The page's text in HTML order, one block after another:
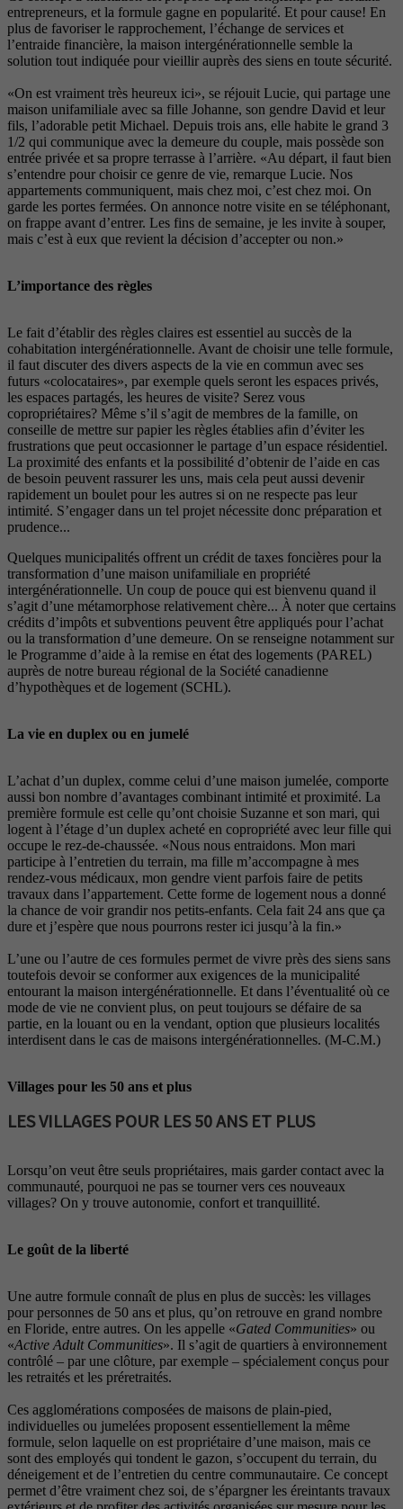
entrepreneurs, et la formule gagne en popularité. Et pour cause! En
plus de favoriser le rapprochement, l’échange de services et
l’entraide financière, la maison intergénérationnelle semble la
solution tout indiquée pour vieillir auprès des siens en toute sécurité.
«On est vraiment très heureux ici», se réjouit Lucie, qui partage une
maison unifamiliale avec sa fille Johanne, son gendre David et leur
fils, l’adorable petit Michael. Depuis trois ans, elle habite le grand 3
1/2 qui communique avec la demeure du couple, mais possède son
entrée privée et sa propre terrasse à l’arrière. «Au départ, il faut bien
s’entendre pour choisir ce genre de vie, remarque Lucie. Nos
appartements communiquent, mais chez moi, c’est chez moi. On
garde les portes fermées. On annonce notre visite en se téléphonant,
on frappe avant d’entrer. Les fins de semaine, je les invite à souper,
mais c’est à eux que revient la décision d’accepter ou non.»
L’importance des règles
Le fait d’établir des règles claires est essentiel au succès de la
cohabitation intergénérationnelle. Avant de choisir une telle formule,
il faut discuter des divers aspects de la vie en commun avec ses
futurs «colocataires», par exemple quels seront les espaces privés,
les espaces partagés, les heures de visite? Serez vous
copropriétaires? Même s’il s’agit de membres de la famille, on
conseille de mettre sur papier les règles établies afin d’éviter les
frustrations que peut occasionner le partage d’un espace résidentiel.
La proximité des enfants et la possibilité d’obtenir de l’aide en cas
de besoin peuvent rassurer les uns, mais cela peut aussi devenir
rapidement un boulet pour les autres si on ne respecte pas leur
intimité. S’engager dans un tel projet nécessite donc préparation et
prudence...
Quelques municipalités offrent un crédit de taxes foncières pour la
transformation d’une maison unifamiliale en propriété
intergénérationnelle. Un coup de pouce qui est bienvenu quand il
s’agit d’une métamorphose relativement chère... À noter que certains
crédits d’impôts et subventions peuvent être appliqués pour l’achat
ou la transformation d’une demeure. On se renseigne notamment sur
le Programme d’aide à la remise en état des logements (PAREL)
auprès de notre bureau régional de la Société canadienne
d’hypothèques et de logement (SCHL).
La vie en duplex ou en jumelé
L’achat d’un duplex, comme celui d’une maison jumelée, comporte
aussi bon nombre d’avantages combinant intimité et proximité. La
première formule est celle qu’ont choisie Suzanne et son mari, qui
logent à l’étage d’un duplex acheté en copropriété avec leur fille qui
occupe le rez-de-chaussée. «Nous nous entraidons. Mon mari
participe à l’entretien du terrain, ma fille m’accompagne à mes
rendez-vous médicaux, mon gendre vient parfois faire de petits
travaux dans l’appartement. Cette forme de logement nous a donné
la chance de voir grandir nos petits-enfants. Cela fait 24 ans que ça
dure et j’espère que nous pourrons rester ici jusqu’à la fin.»
L’une ou l’autre de ces formules permet de vivre près des siens sans
toutefois devoir se conformer aux exigences de la municipalité
entourant la maison intergénérationnelle. Et dans l’éventualité où ce
mode de vie ne convient plus, on peut toujours se défaire de sa
partie, en la louant ou en la vendant, option que plusieurs localités
interdisent dans le cas de maisons intergénérationnelles. (M-C.M.)
Villages pour les 50 ans et plus
LES VILLAGES POUR LES 50 ANS ET PLUS
Lorsqu’on veut être seuls propriétaires, mais garder contact avec la
communauté, pourquoi ne pas se tourner vers ces nouveaux
villages? On y trouve autonomie, confort et tranquillité.
Le goût de la liberté
Une autre formule connaît de plus en plus de succès: les villages
pour personnes de 50 ans et plus, qu’on retrouve en grand nombre
en Floride, entre autres. On les appelle «Gated Communities» ou
«Active Adult Communities». Il s’agit de quartiers à environnement
contrôlé – par une clôture, par exemple – spécialement conçus pour
les retraités et les préretraités.
Ces agglomérations composées de maisons de plain-pied,
individuelles ou jumelées proposent essentiellement la même
formule, selon laquelle on est propriétaire d’une maison, mais ce
sont des employés qui tondent le gazon, s’occupent du terrain, du
déneigement et de l’entretien du centre communautaire. Ce concept
permet d’être vraiment chez soi, de s’épargner les éreintants travaux